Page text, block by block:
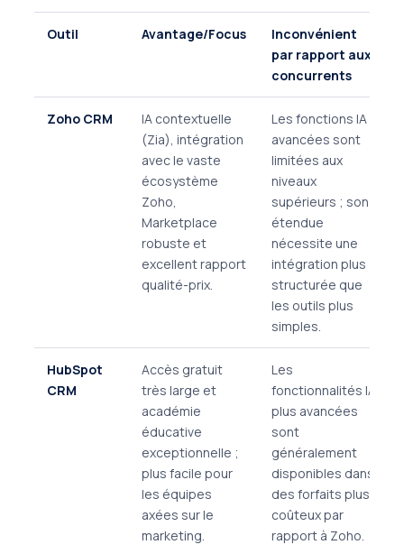
Outil Avantage/Focus
Inconvénient
par rapport aux
concurrents
Zoho CRM
IA contextuelle
(Zia), intégration
avec le vaste
écosystème
Zoho,
Marketplace
robuste et
excellent rapport
qualité-prix.
Les fonctions IA
avancées sont
limitées aux
niveaux
supérieurs ; son
étendue
nécessite une
intégration plus
structurée que
les outils plus
simples.
HubSpot
CRM
Accès gratuit
très large et
académie
éducative
exceptionnelle ;
plus facile pour
les équipes
axées sur le
marketing.
Les
fonctionnalités IA
plus avancées
sont
généralement
disponibles dans
des forfaits plus
coûteux par
rapport à Zoho.